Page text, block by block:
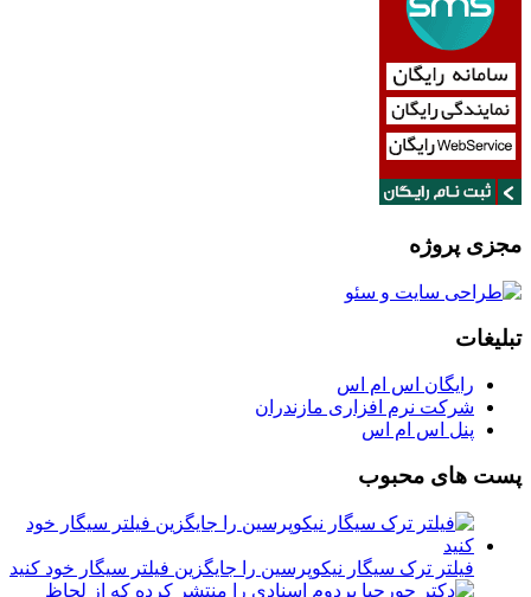
مجزی پروژه
تبلیغات
رایگان اس ام اس
شرکت نرم افزاری مازندران
پنل اس ام اس
پست های محبوب
فیلتر ترک سیگار نیکوپرسین را جایگزین فیلتر سیگار خود کنید